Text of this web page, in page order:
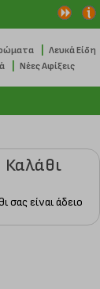
Λευκά Είδη
Νέες Αφίξεις
Καλάθι
σας είναι άδειο